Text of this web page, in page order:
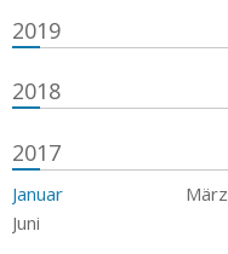
2019
2018
2017
Januar März
Juni